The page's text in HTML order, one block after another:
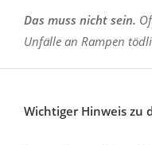
Das muss nicht sein.
Unfälle an Rampen
Wichtiger Hinweis zu